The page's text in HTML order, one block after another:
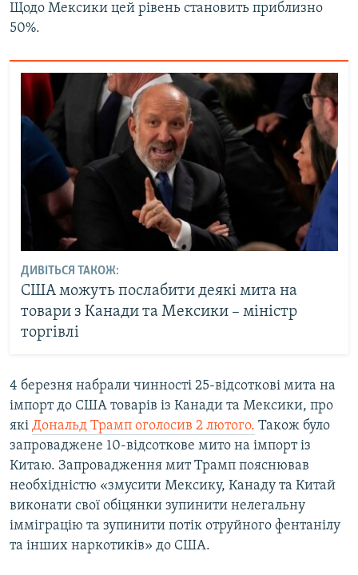
Щодо Мексики цей рівень становить приблизно
50%.
ДИВІТЬСЯ ТАКОЖ:
США можуть послабити деякі мита на
товари з Канади та Мексики – міністр
торгівлі
4 березня набрали чинності 25-відсоткові мита на
імпорт до США товарів із Канади та Мексики, про
які Дональд Трамп оголосив 2 лютого. Також було
запроваджене 10-відсоткове мито на імпорт із
Китаю. Запровадження мит Трамп пояснював
необхідністю «змусити Мексику, Канаду та Китай
виконати свої обіцянки зупинити нелегальну
імміграцію та зупинити потік отруйного фентанілу
та інших наркотиків» до США.